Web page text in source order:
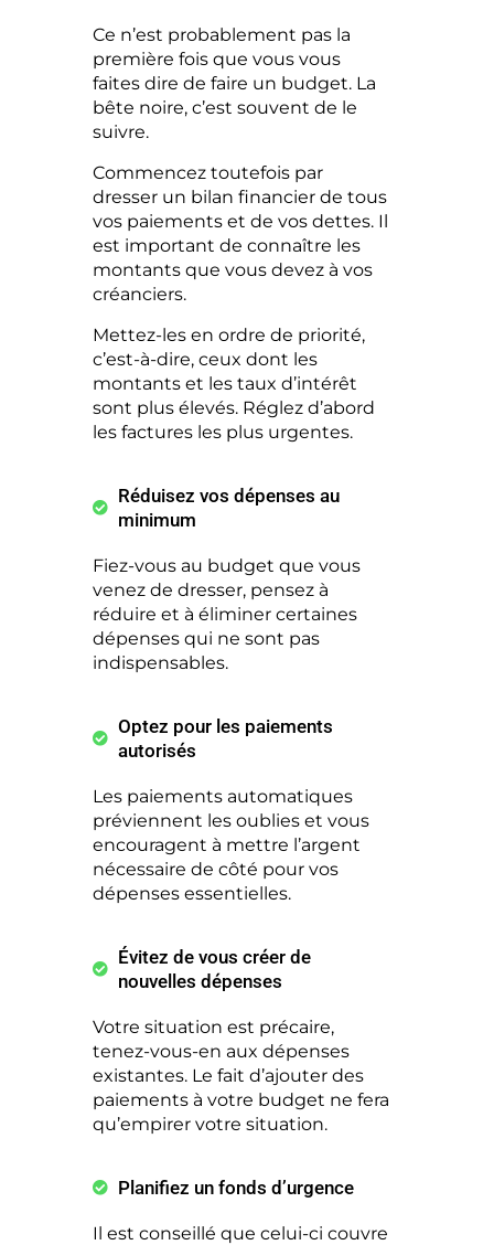
Ce n’est probablement pas la
première fois que vous vous
faites dire de faire un budget. La
bête noire, c’est souvent de le
suivre.
Commencez toutefois par
dresser un bilan financier de tous
vos paiements et de vos dettes. Il
est important de connaître les
montants que vous devez à vos
créanciers.
Mettez-les en ordre de priorité,
c’est-à-dire, ceux dont les
montants et les taux d’intérêt
sont plus élevés. Réglez d’abord
les factures les plus urgentes.
Réduisez vos dépenses au
minimum
Fiez-vous au budget que vous
venez de dresser, pensez à
réduire et à éliminer certaines
dépenses qui ne sont pas
indispensables.
Optez pour les paiements
autorisés
Les paiements automatiques
préviennent les oublies et vous
encouragent à mettre l’argent
nécessaire de côté pour vos
dépenses essentielles.
Évitez de vous créer de
nouvelles dépenses
Votre situation est précaire,
tenez-vous-en aux dépenses
existantes. Le fait d’ajouter des
paiements à votre budget ne fera
qu’empirer votre situation.
Planifiez un fonds d’urgence
Il est conseillé que celui-ci couvre